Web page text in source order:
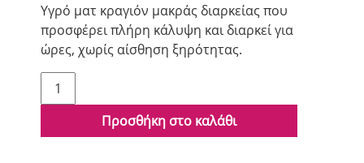
Υγρό ματ κραγιόν μακράς διαρκείας που
προσφέρει πλήρη κάλυψη και διαρκεί για
ώρες, χωρίς αίσθηση ξηρότητας.
Erre
Due
διάρκειας
Προσθήκη στο καλάθι